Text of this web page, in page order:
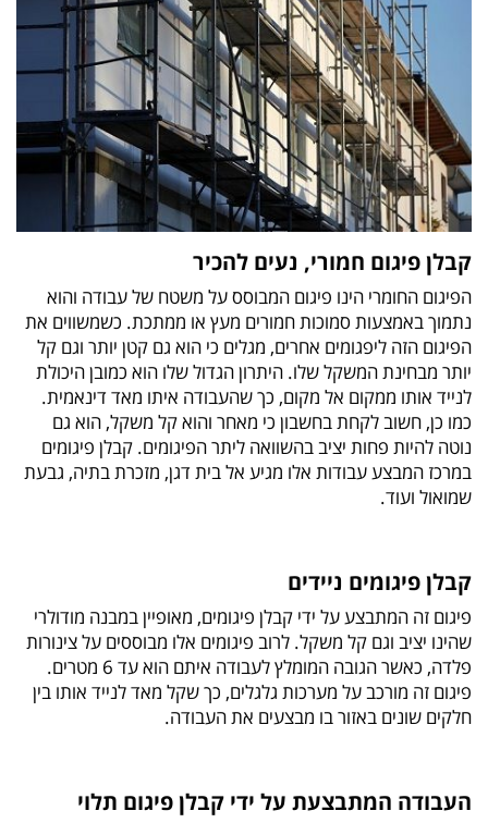
קבלן פיגום חמורי, נעים להכיר
הפיגום החומרי הינו פיגום המבוסס על משטח של עבודה והוא
נתמוך באמצעות סמוכות חמורים מעץ או ממתכת. כשמשווים את
הפיגום הזה ליפגומים אחרים, מגלים כי הוא גם קטן יותר וגם קל
יותר מבחינת המשקל שלו. היתרון הגדול שלו הוא כמובן היכולת
לנייד אותו ממקום אל מקום, כך שהעבודה איתו מאד דינאמית.
כמו כן, חשוב לקחת בחשבון כי מאחר והוא קל משקל, הוא גם
נוטה להיות פחות יציב בהשוואה ליתר הפיגומים. קבלן פיגומים
במרכז המבצע עבודות אלו מגיע אל בית דגן, מזכרת בתיה, גבעת
שמואול ועוד.
קבלן פיגומים ניידים
פיגום זה המתבצע על ידי קבלן פיגומים, מאופיין במבנה מודולרי
שהינו יציב וגם קל משקל. לרוב פיגומים אלו מבוססים על צינורות
פלדה, כאשר הגובה המומלץ לעבודה איתם הוא עד 6 מטרים.
פיגום זה מורכב על מערכות גלגלים, כך שקל מאד לנייד אותו בין
חלקים שונים באזור בו מבצעים את העבודה.
העבודה המתבצעת על ידי קבלן פיגום תלוי